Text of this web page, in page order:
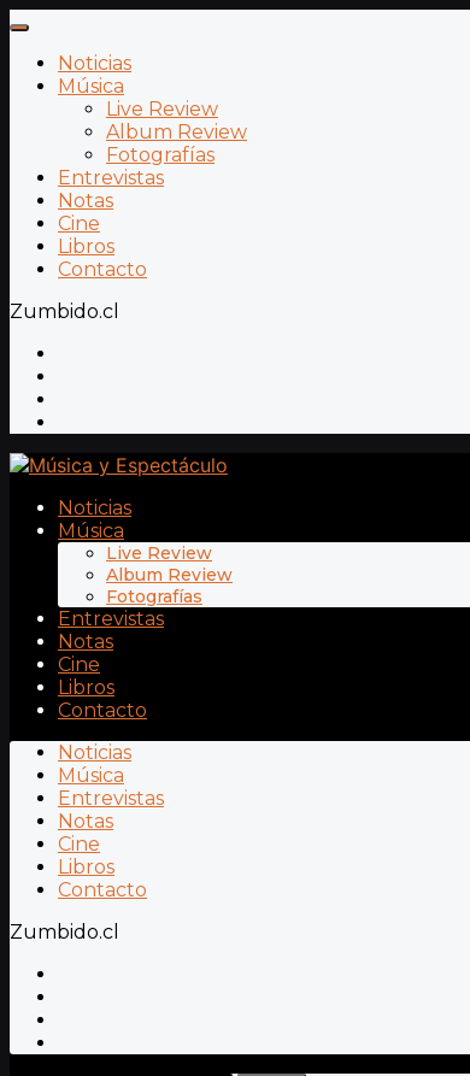
Noticias
Música
Live Review
Album Review
Fotografías
Entrevistas
Notas
Cine
Libros
Contacto
Zumbido.cl
Noticias
Música
Live Review
Album Review
Fotografías
Entrevistas
Notas
Cine
Libros
Contacto
Noticias
Música
Entrevistas
Notas
Cine
Libros
Contacto
Zumbido.cl